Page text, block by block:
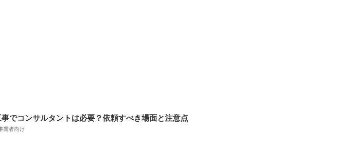
でコンサルタントは必要？依頼すべき場面と注意点
業者向け